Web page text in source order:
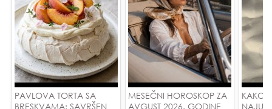
PAVLOVA TORTA SA
BRESKVAMA: SAVRŠEN
MESEČNI HOROSKOP ZA
AVGUST 2026. GODINE
KAKO